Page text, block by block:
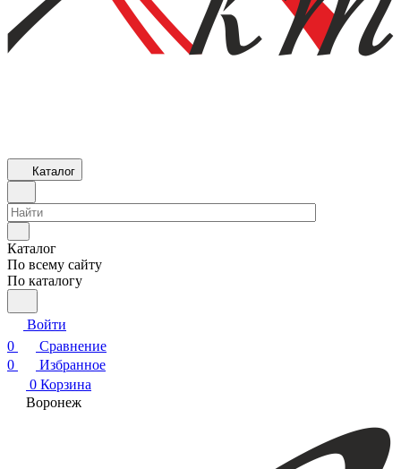
Каталог
Каталог
По всему сайту
По каталогу
Войти
0
Сравнение
0
Избранное
0 Корзина
Воронеж